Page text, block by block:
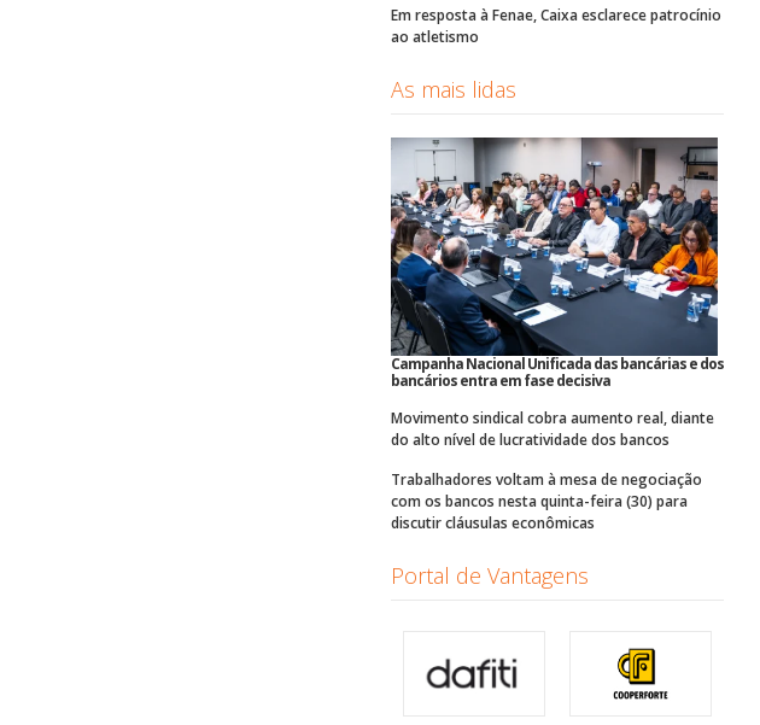
Em resposta à Fenae, Caixa esclarece patrocínio
ao atletismo
As mais lidas
Campanha Nacional Unificada das bancárias e dos
bancários entra em fase decisiva
Movimento sindical cobra aumento real, diante
do alto nível de lucratividade dos bancos
Trabalhadores voltam à mesa de negociação
com os bancos nesta quinta-feira (30) para
discutir cláusulas econômicas
Portal de Vantagens